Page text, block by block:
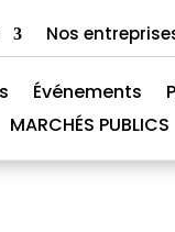
Nos
Événements
MARCHÉS PUBLICS